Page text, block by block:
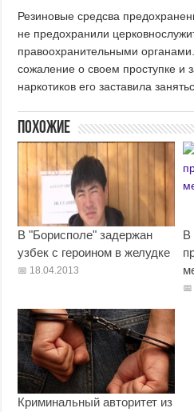
Резиновые средсва
не предохранили
правоохранительными
сожаление о своем проступке и
наркотиков его заставила
Похожие
В "Борисполе" задержан
узбек с героином в желудке
18.04.2013
В
Криминальный авторитет из